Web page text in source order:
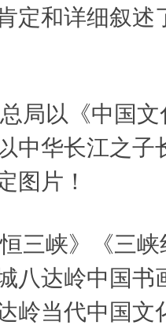
定和详细叙述
局以《中国
中华长江之子
图片！
三峡》《三
八达岭中国书
岭当代中国文